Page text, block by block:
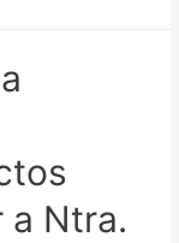
a Ntra.